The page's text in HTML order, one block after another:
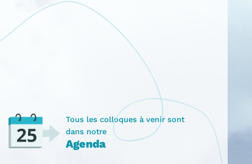
Tous les colloques à venir sont
dans notre
Agenda